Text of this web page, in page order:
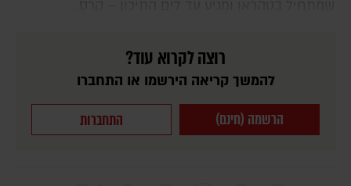
רוצה לקרוא עוד?
להמשך קריאה הירשמו או התחברו
הרשמה (חינם) התחברות